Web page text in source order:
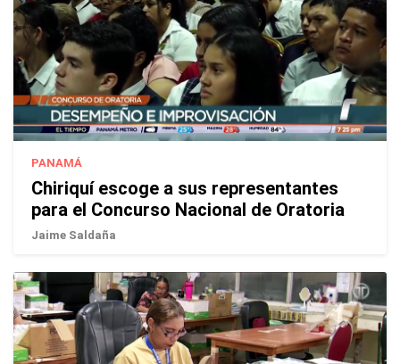
PANAMÁ
Chiriquí escoge a sus representantes
para el Concurso Nacional de Oratoria
Jaime Saldaña